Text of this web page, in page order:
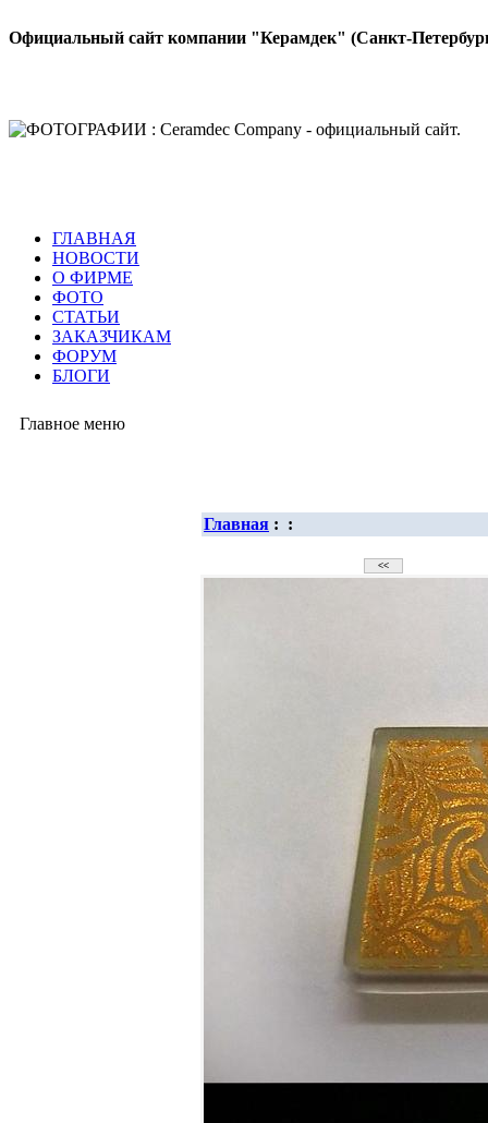
Официальный сайт компании "Керамдек" (Санкт-
ГЛАВНАЯ
НОВОСТИ
О ФИРМЕ
ФОТО
СТАТЬИ
ЗАКАЗЧИКАМ
ФОРУМ
БЛОГИ
Главное меню
Главная : :